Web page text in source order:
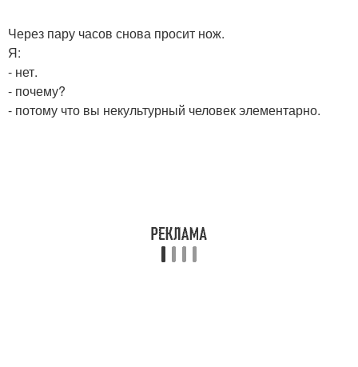
Через пару часов снова просит нож.
Я:
- нет.
- почему?
- потому что вы некультурный человек элементарно.